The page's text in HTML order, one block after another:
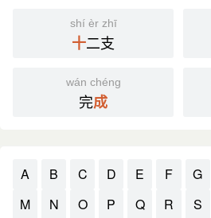
shí èr zhī
十二支
wán chéng
完成
A B C D E F G
M
N O P Q R S